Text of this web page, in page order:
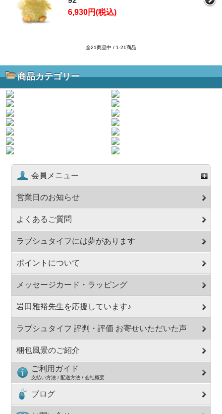
6,930円(税込)
全21商品中 / 1-21商品
商品カテゴリー
会員メニュー
営業日のお知らせ
よくあるご質問
ラブシュタイフには夢があります
ポイントについて
メッセージカード・ラッピング
岩田雅裕先生を応援しています♪
ラブシュタイフ 評判・評価 お寄せいただいた声
梱包風景のご紹介
ご利用ガイド
支払い方法 / 配送方法 / 会社概要
ブログ